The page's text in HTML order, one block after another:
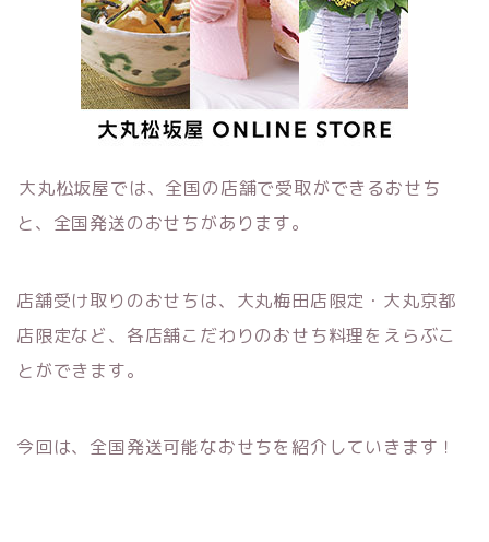
大丸松坂屋では、全国の店舗で受取ができるおせち
と、全国発送のおせちがあります。
店舗受け取りのおせちは、大丸梅田店限定・大丸京都
店限定など、各店舗こだわりのおせち料理をえらぶこ
とができます。
今回は、全国発送可能なおせちを紹介していきます！